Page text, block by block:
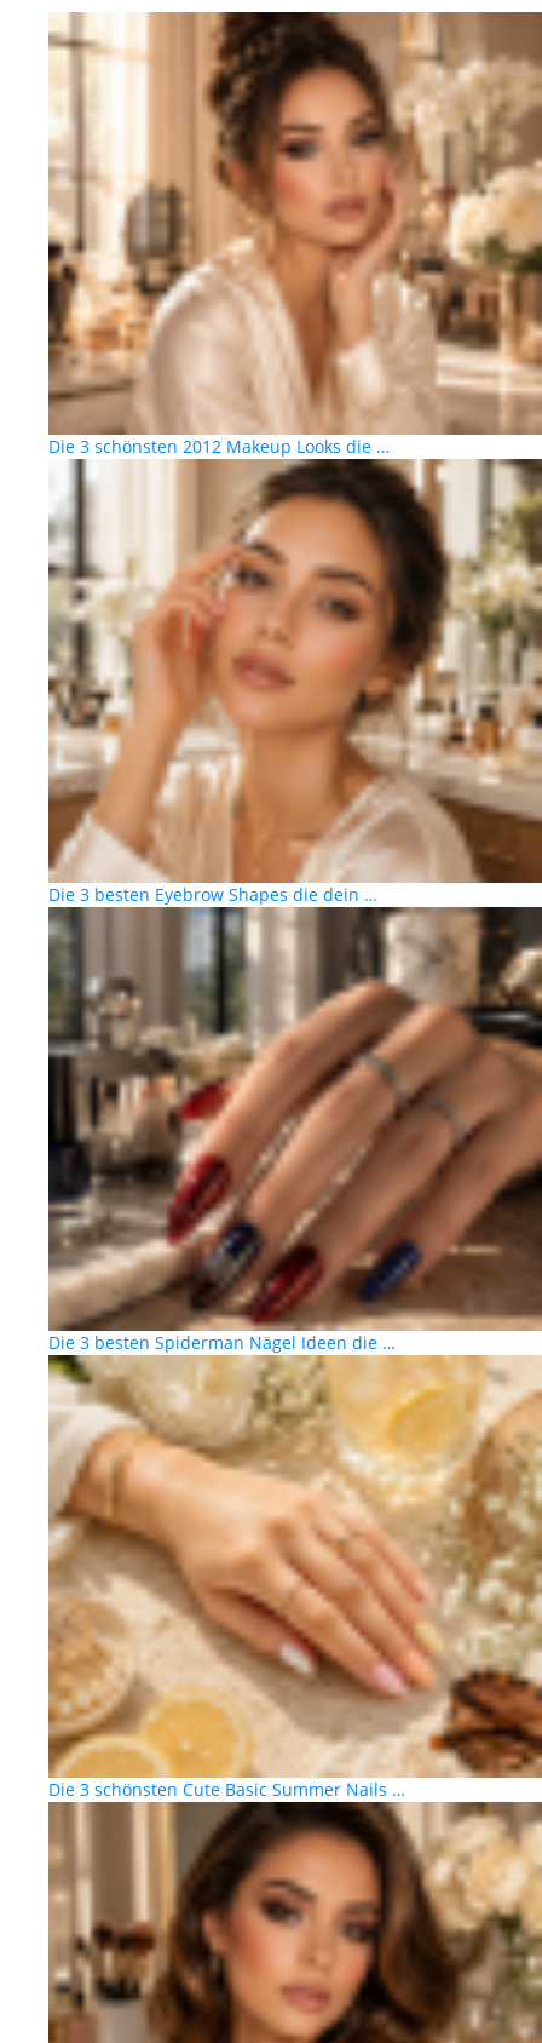
Die 3 schönsten 2012 Makeup Looks die …
Die 3 besten Eyebrow Shapes die dein …
Die 3 besten Spiderman Nägel Ideen die …
Die 3 schönsten Cute Basic Summer Nails …